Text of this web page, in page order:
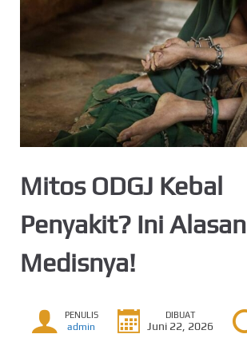
Mitos ODGJ Kebal
Penyakit? Ini Alasan
Medisnya!
PENULIS
admin
DIBUAT
Juni 22, 2026